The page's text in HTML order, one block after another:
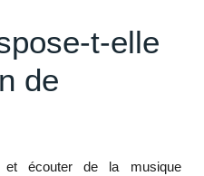
t-elle
de
écouter de la musique